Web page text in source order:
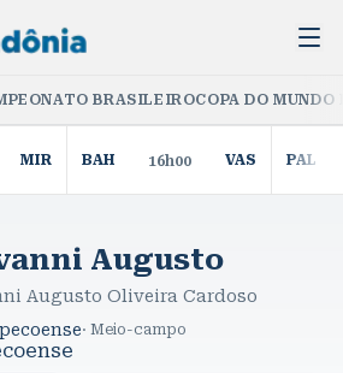
BRASILEIROCOPA DO
MIR BAH 16h00 VAS PAL
Augusto
Augusto Oliveira Cardoso
· Meio-campo